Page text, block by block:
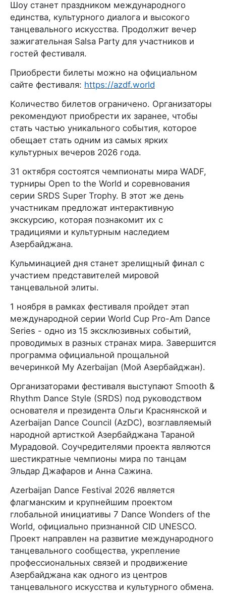
Шоу станет праздником международного
единства, культурного диалога и высокого
танцевального искусства. Продолжит вечер
зажигательная Salsa Party для участников и
гостей фестиваля.
Приобрести билеты можно на официальном
сайте фестиваля: https://azdf.world
Количество билетов ограничено. Организаторы
рекомендуют приобрести их заранее, чтобы
стать частью уникального события, которое
обещает стать одним из самых ярких
культурных вечеров 2026 года.
31 октября состоятся чемпионаты мира WADF,
турниры Open to the World и соревнования
серии SRDS Super Trophy. В этот же день
участникам предложат интерактивную
экскурсию, которая познакомит их с
традициями и культурным наследием
Азербайджана.
Кульминацией дня станет зрелищный финал с
участием представителей мировой
танцевальной элиты.
1 ноября в рамках фестиваля пройдет этап
международной серии World Cup Pro-Am Dance
Series - одно из 15 эксклюзивных событий,
проводимых в разных странах мира. Завершится
программа официальной прощальной
вечеринкой My Azerbaijan (Мой Азербайджан).
Организаторами фестиваля выступают Smooth &
Rhythm Dance Style (SRDS) под руководством
основателя и президента Ольги Краснянской и
Azerbaijan Dance Council (AzDC), возглавляемый
народной артисткой Азербайджана Тараной
Мурадовой. Соучредителями проекта являются
шестикратные чемпионы мира по танцам
Эльдар Джафаров и Анна Сажина.
Azerbaijan Dance Festival 2026 является
флагманским и крупнейшим проектом
глобальной инициативы 7 Dance Wonders of the
World, официально признанной CID UNESCO.
Проект направлен на развитие международного
танцевального сообщества, укрепление
профессиональных связей и продвижение
Азербайджана как одного из центров
танцевального искусства и культурного обмена.